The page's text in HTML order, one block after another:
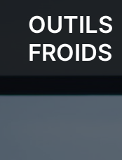
OUTILS
FROIDS